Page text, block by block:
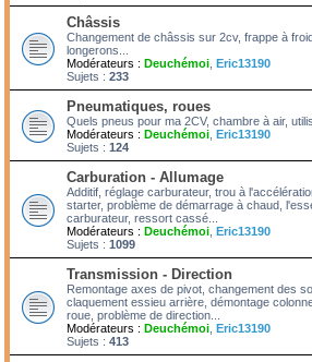
Châssis
Changement de châssis sur 2cv, frappe à
longerons...
Modérateurs : Deuchémoi Eric13190
Sujets : 233
Pneumatiques, roues
Quels pneus pour ma 2CV, chambre à air,
Modérateurs : Deuchémoi Eric13190
Sujets : 124
Carburation - Allumage
Additif, réglage carburateur, trou à
starter, problème de démarrage à chaud,
carburateur, ressort cassé...
Modérateurs : Deuchémoi Eric13190
Sujets : 1099
Transmission - Direction
Remontage axes de pivot, changement des
claquement essieu arrière, démontage
roue, problème de direction...
Modérateurs : Deuchémoi Eric13190
Sujets : 413